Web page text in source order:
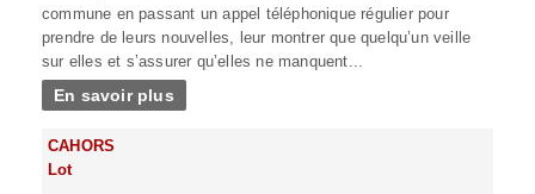
commune en passant un appel téléphonique régulier pour
prendre de leurs nouvelles, leur montrer que quelqu’un veille
sur elles et s’assurer qu’elles ne manquent...
En savoir plus
CAHORS
Lot